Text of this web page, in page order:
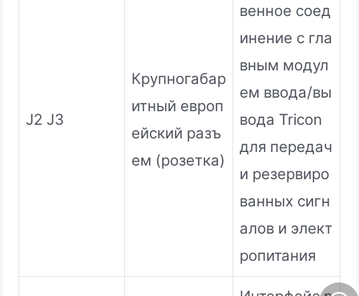
J2 J3
Крупногабар
итный европ
ейский разъ
ем (розетка)
венное соед
инение с гла
вным модул
ем ввода/вы
вода Tricon
для передач
и резервиро
ванных сигн
алов и элект
ропитания